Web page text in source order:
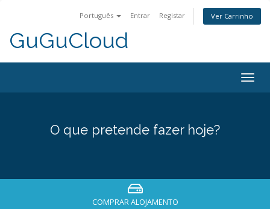
Português Entrar Registar Ver Carrinho
GuGuCloud
O que pretende fazer hoje?
COMPRAR ALOJAMENTO